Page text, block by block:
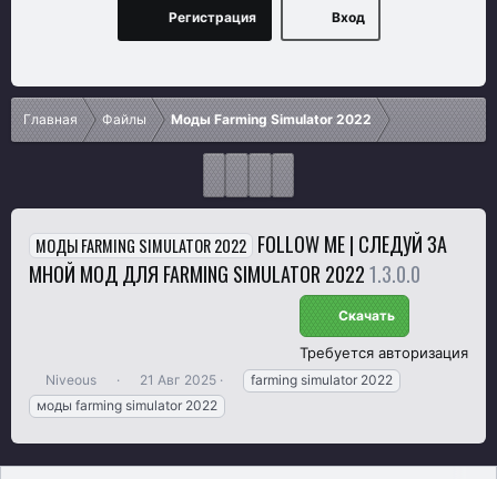
Вход
Регистрация
Главная Файлы Моды Farming Simulator 2022
МОДЫ FARMING SIMULATOR 2022 FOLLOW ME | СЛЕДУЙ ЗА
МНОЙ МОД ДЛЯ FARMING SIMULATOR 20221.3.0.0
Скачать
Требуется авторизация
А
в
т
Niveous
Д
а
т
21 Авг 2025
Т
е
farming simulator 2022
моды farming simulator 2022